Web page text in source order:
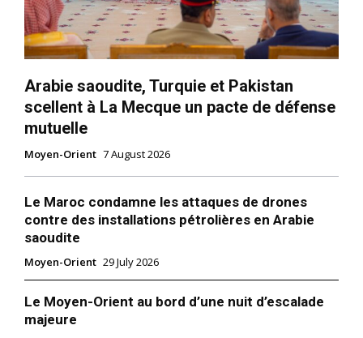
Arabie saoudite, Turquie et Pakistan
scellent à La Mecque un pacte de défense
mutuelle
Moyen-Orient 7 August 2026
Le Maroc condamne les attaques de drones
contre des installations pétrolières en Arabie
saoudite
Moyen-Orient 29 July 2026
Le Moyen-Orient au bord d’une nuit d’escalade
majeure